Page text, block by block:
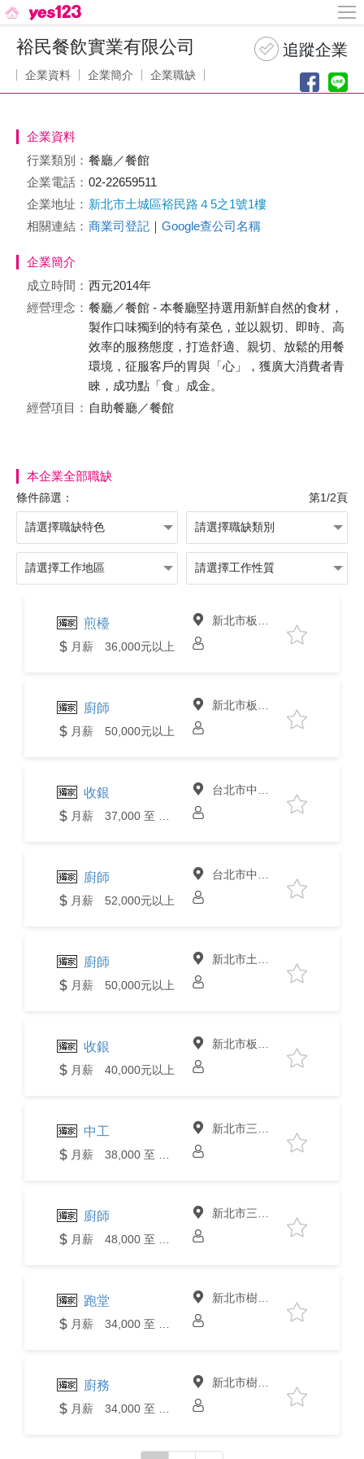
裕民餐飲實業有限公司
企業資料 企業簡介 企業職缺
企業資料
行業類別： 餐廳／餐館
企業電話： 02-22659511
企業地址： 新北市土城區裕民路４5之1號1樓
相關連結： 商業司登記 ｜ Google查公司名稱
企業簡介
成立時間： 西元2014年
經營理念： 餐廳／餐館 - 本餐廳堅持選用新鮮自然的食材，
製作口味獨到的特有菜色，並以親切、即時、高
效率的服務態度，打造舒適、親切、放鬆的用餐
環境，征服客戶的胃與「心」，獲廣大消費者青
睞，成功點「食」成金。
經營項目： 自助餐廳／餐館
本企業全部職缺
條件篩選： 第1/2頁
煎檯
月薪 36,000元以上
新北市板橋區
廚師
月薪 50,000元以上
新北市板橋區
收銀 台北市中山區
廚師
月薪 52,000元以上
台北市中山區
廚師
月薪 50,000元以上
新北市土城區
收銀
月薪 40,000元以上
新北市板橋區
中工 新北市三峽區
廚師 新北市三峽區
跑堂 新北市樹林區
廚務 新北市樹林區